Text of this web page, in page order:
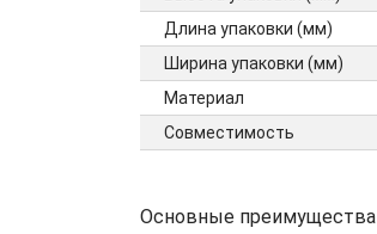
Длина упаковки (мм)
Ширина упаковки (мм)
Материал
Совместимость
Основные преимущества